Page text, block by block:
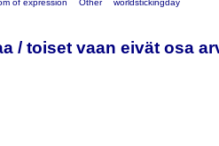
of expression Other worldstickingday
/ toiset vaan eivät osa